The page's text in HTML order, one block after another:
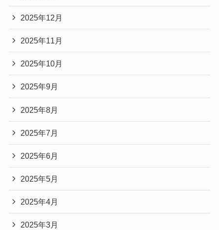
2025年12月
2025年11月
2025年10月
2025年9月
2025年8月
2025年7月
2025年6月
2025年5月
2025年4月
2025年3月